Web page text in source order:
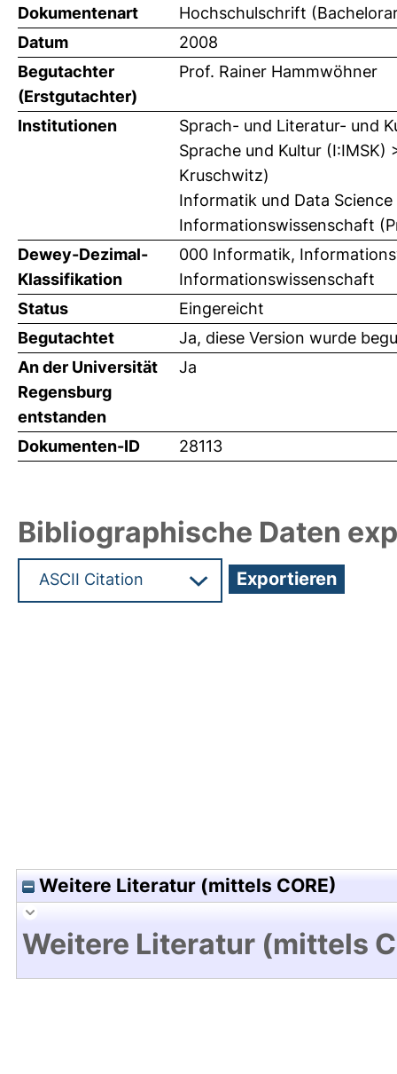
Dokumentenart
Hochschulschrift
Datum
2008
Begutachter
(Erstgutachter)
Prof. Rainer Hammwöhner
Institutionen
Sprach- und Literatur- und
Sprache und Kultur
Kruschwitz)
Informatik und Data
Informationswissenschaft
Dewey-Dezimal-
Klassifikation
000 Informatik,
Informationswissenschaft
Status
Eingereicht
Begutachtet
Ja, diese Version wurde
An der Universität
Regensburg
entstanden
Ja
Dokumenten-ID 28113
Bibliographische Daten
Weitere Literatur (mittels CORE)
Weitere Literatur (mittels